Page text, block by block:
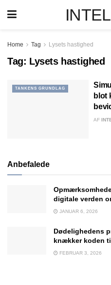
Home Tag Lysets hastighed
Tag: Lysets hastighed
TANKENS GRUNDLAG
blot
AF
Anbefalede
digitale verden
JANUAR 6, 2026
Dødelighedens
knækker koden
FEBRUAR 3, 2026